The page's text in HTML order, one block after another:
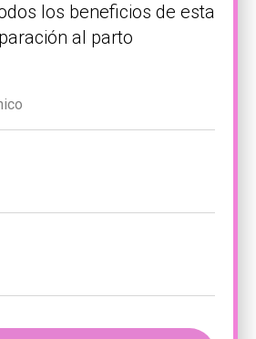
los beneficios de esta
al parto